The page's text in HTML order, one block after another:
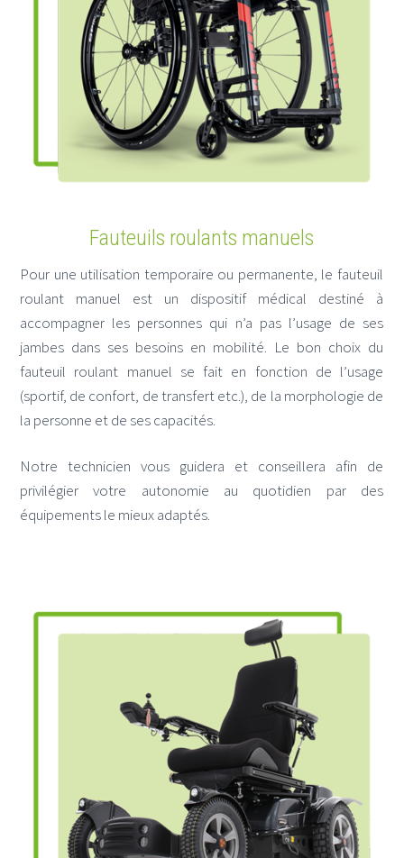
Fauteuils roulants manuels
Pour une utilisation temporaire ou permanente, le fauteuil
roulant manuel est un dispositif médical destiné à
accompagner les personnes qui n’a pas l’usage de ses
jambes dans ses besoins en mobilité. Le bon choix du
fauteuil roulant manuel se fait en fonction de l’usage
(sportif, de confort, de transfert etc.), de la morphologie de
la personne et de ses capacités.
Notre technicien vous guidera et conseillera afin de
privilégier votre autonomie au quotidien par des
équipements le mieux adaptés.